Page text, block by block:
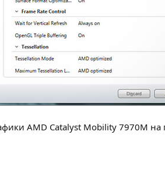
AMD Catalyst Mobility 7970M